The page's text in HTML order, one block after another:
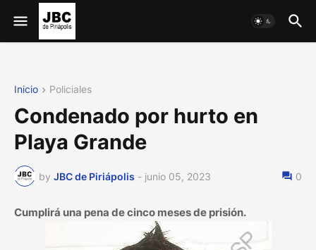
Inicio Policiales
Condenado por hurto en
Playa Grande
by JBC de Piriápolis - junio 05, 2023 0
Cumplirá una pena de cinco meses de prisión.